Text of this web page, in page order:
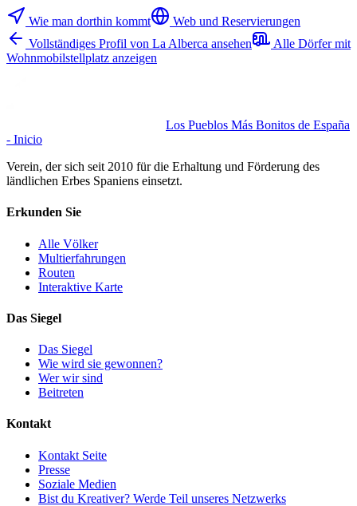
Wie man dorthin kommt
Web und Reservierungen
Vollständiges Profil von La Alberca ansehen
Alle Dörfer mit
Wohnmobilstellplatz anzeigen
Los Pueblos Más Bonitos de España
- Inicio
Verein, der sich seit 2010 für die Erhaltung und Förderung des
ländlichen Erbes Spaniens einsetzt.
Erkunden Sie
Alle Völker
Multierfahrungen
Routen
Interaktive Karte
Das Siegel
Das Siegel
Wie wird sie gewonnen?
Wer wir sind
Beitreten
Kontakt
Kontakt Seite
Presse
Soziale Medien
Bist du Kreativer? Werde Teil unseres Netzwerks